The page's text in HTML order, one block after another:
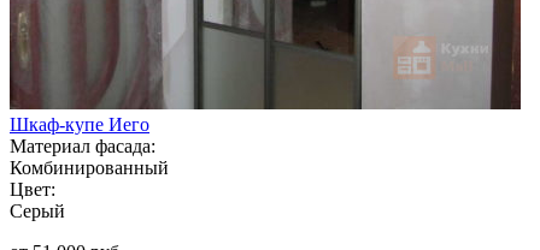
Шкаф-купе Иего
Материал фасада:
Комбинированный
Цвет:
Серый